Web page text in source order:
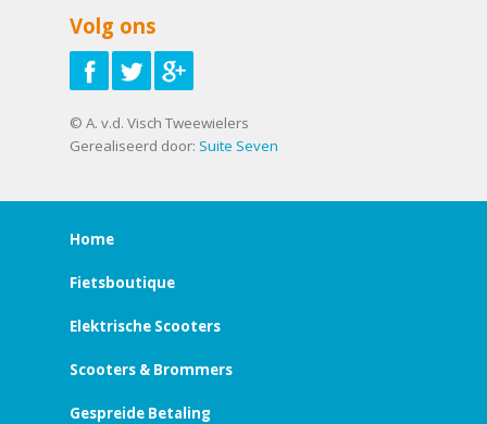
Volg ons
© A. v.d. Visch Tweewielers
Gerealiseerd door: Suite Seven
Home
Fietsboutique
Elektrische Scooters
Scooters & Brommers
Gespreide Betaling